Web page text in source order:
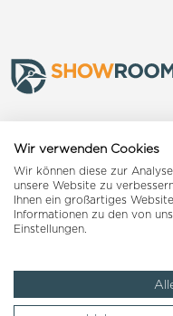
Landquart
Reiden
Impressum AGB
Wir verwenden Cookies
Wir können diese zur
unsere Website zu
Ihnen ein großartiges
Informationen zu den von
Einstellungen.